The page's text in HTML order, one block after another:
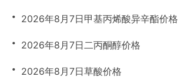
・ 2026年8月7日甲基丙烯酸异辛酯价格
・ 2026年8月7日二丙酮醇价格
・ 2026年8月7日草酸价格